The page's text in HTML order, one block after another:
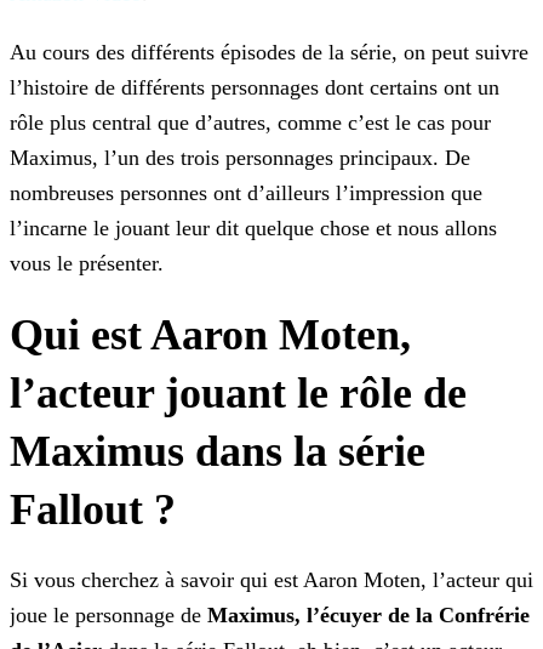
Au cours des différents épisodes de la série, on peut suivre
l’histoire de différents personnages dont certains ont un
rôle plus central que d’autres, comme c’est le cas pour
Maximus, l’un des trois personnages principaux. De
nombreuses personnes ont d’ailleurs l’impression que
l’incarne le jouant leur dit quelque chose et nous allons
vous le présenter.
Qui est Aaron Moten,
l’acteur jouant le rôle de
Maximus dans la série
Fallout ?
Si vous cherchez à savoir qui est Aaron Moten, l’acteur qui
joue le personnage de Maximus, l’écuyer de la Confrérie